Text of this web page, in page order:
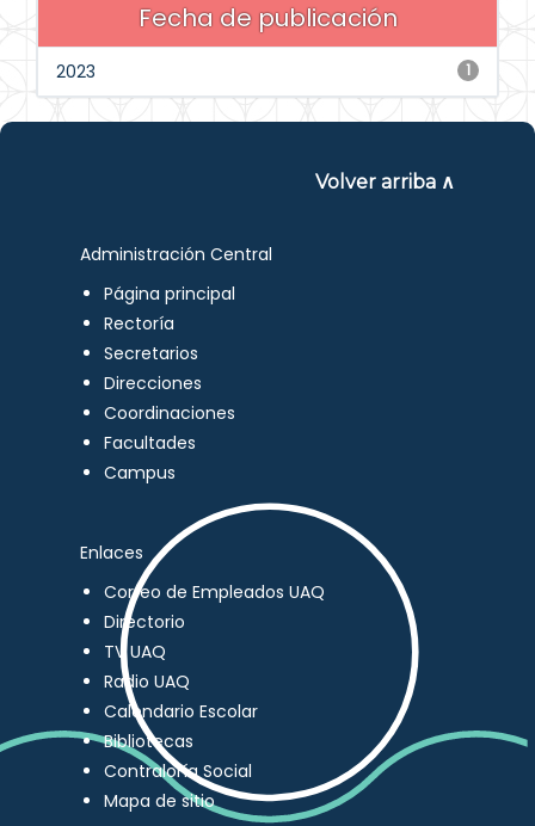
Fecha de publicación
1
2023
Volver arriba ∧
Administración Central
Página principal
Rectoría
Secretarios
Direcciones
Coordinaciones
Facultades
Campus
Enlaces
Correo de Empleados UAQ
Directorio
TV UAQ
Radio UAQ
Calendario Escolar
Bibliotecas
Contraloría Social
Mapa de sitio